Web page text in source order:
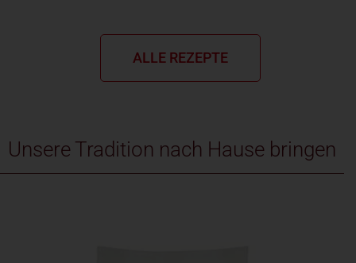
ALLE REZEPTE
Unsere Tradition nach Hause bringen